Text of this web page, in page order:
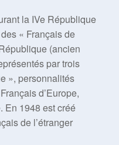
la IVe République
« Français de
(ancien
par trois
», personnalités
d’Europe,
En 1948 est créé
de l’étranger